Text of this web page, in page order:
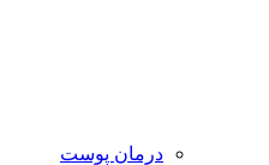
درمان پوست